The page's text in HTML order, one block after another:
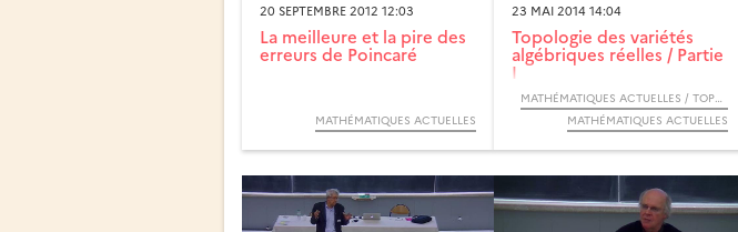
20 SEPTEMBRE 2012 12:03
La meilleure et la pire des
erreurs de Poincaré
MATHÉMATIQUES ACTUELLES
23 MAI 2014 14:04
Topologie des variétés
algébriques réelles / Partie
I
MATHÉMATIQUES ACTUELLES / TOPOLOGIE DES VARIÉTÉS ALGÉBRIQUES RÉELLES
MATHÉMATIQUES ACTUELLES